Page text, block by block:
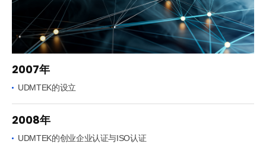
2007年
UDMTEK的设立
2008年
UDMTEK的创业企业认证与ISO认证